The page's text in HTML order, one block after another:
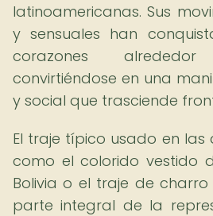
latinoamericanas. Sus
y sensuales han
corazones
convirtiéndose en una
y social que trasciende
El traje típico usado en las
como el colorido vestido
Bolivia o el traje de charro
parte integral de la